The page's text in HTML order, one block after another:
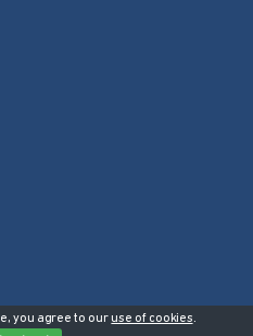
© 2026 Media Magneet
you agree to our use of cookies.